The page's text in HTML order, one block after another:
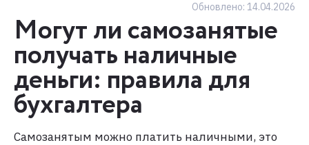
Обновлено: 14.04.2026
Могут ли самозанятые
получать наличные
деньги: правила для
бухгалтера
Самозанятым можно платить наличными, это